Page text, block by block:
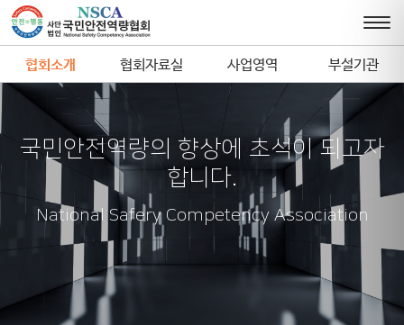
협회소개 협회자료실 사업영역 부설기관
국민안전역량의 향상에 초석이 되고자
합니다.
National Safery Competency Association